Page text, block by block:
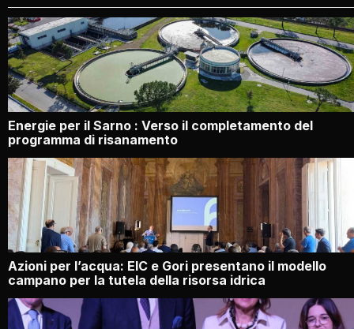
Energie per il Sarno : Verso il completamento del
programma di risanamento
Azioni per l’acqua: EIC e Gori presentano il modello
campano per la tutela della risorsa idrica